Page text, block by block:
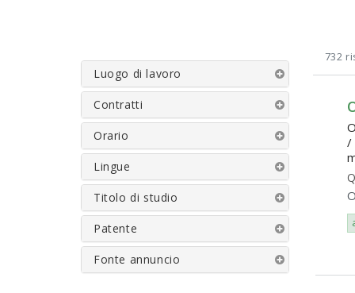
Luogo di lavoro
Contratti
Orario
Lingue
Titolo di studio
Patente
Fonte annuncio
732
/